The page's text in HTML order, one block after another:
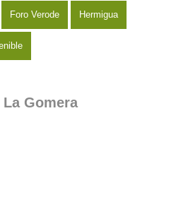
Foro Verode Hermigua
Gomera